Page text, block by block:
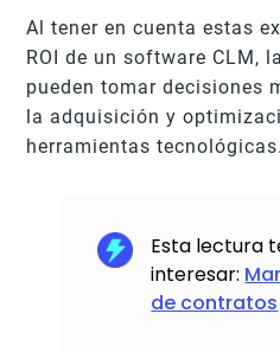
Al tener en cuenta estas
ROI de un software CLM,
pueden tomar decisiones
la adquisición y
herramientas tecnológicas.
Esta lectura
interesar:
de contratos